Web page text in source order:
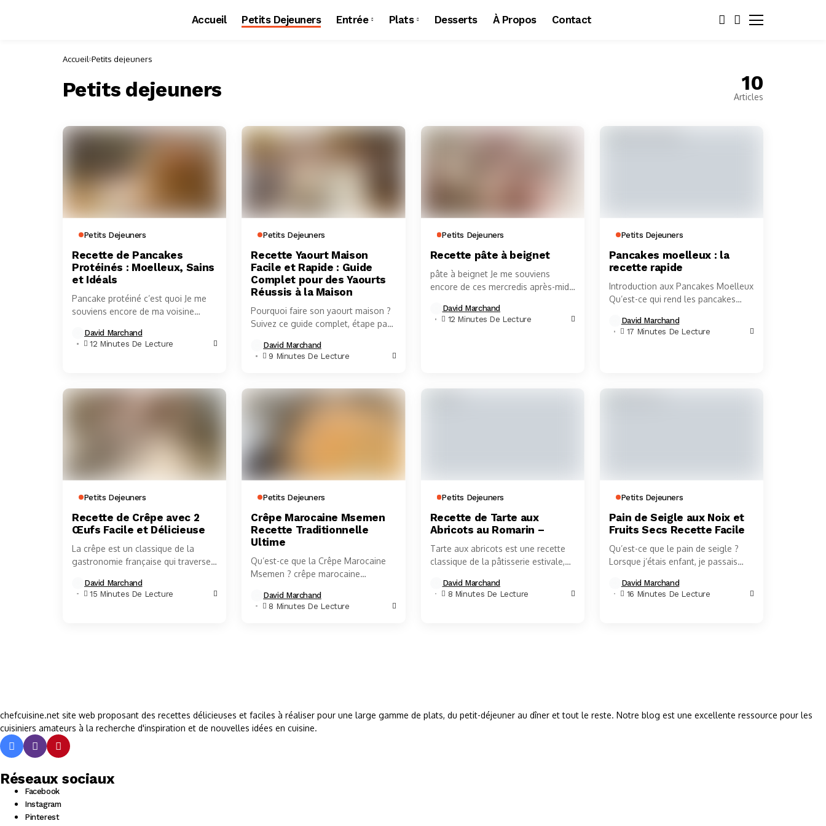
Accueil Petits Dejeuners Entrée Plats Desserts À Propos Contact
Accueil Petits dejeuners
Petits dejeuners 10
Articles
Petits Dejeuners
Recette de Pancakes
Protéinés : Moelleux, Sains
et Idéals
Pancake protéiné c’est quoi Je me
souviens encore de ma voisine
ancienne coach sportive reconvertie
en passionnée de nutrition,...
David Marchand
12 Minutes De Lecture
Petits Dejeuners
Recette Yaourt Maison
Facile et Rapide : Guide
Complet pour des Yaourts
Réussis à la Maison
Pourquoi faire son yaourt maison ?
Suivez ce guide complet, étape par
maison dès la première tentative.Je
me...
David Marchand
9 Minutes De Lecture
Petits Dejeuners
Recette pâte à beignet
pâte à beignet Je me souviens
encore de ces mercredis après-midi
mère. Pendant que la pluie
tambourinait sur les...
David Marchand
12 Minutes De Lecture
Petits Dejeuners
Pancakes moelleux : la
recette rapide
Introduction aux Pancakes Moelleux
Qu’est-ce qui rend les pancakes
d’indescriptiblement agréable dans
la texture d’un pancake...
David Marchand
17 Minutes De Lecture
Petits Dejeuners
Recette de Crêpe avec 2
Œufs Facile et Délicieuse
La crêpe est un classique de la
gastronomie française qui traverse
et une saveur qui ne se démentent...
David Marchand
15 Minutes De Lecture
Petits Dejeuners
Crêpe Marocaine Msemen
Recette Traditionnelle
Ultime
Qu’est-ce que la Crêpe Marocaine
Msemen ? crêpe marocaine
l’on retrouve dans la cuisine
marocaine et dans...
David Marchand
8 Minutes De Lecture
Petits Dejeuners
Recette de Tarte aux
Abricots au Romarin –
Tarte aux abricots est une recette
classique de la pâtisserie estivale,
du parfum unique des abricots...
David Marchand
8 Minutes De Lecture
Petits Dejeuners
Pain de Seigle aux Noix et
Fruits Secs Recette Facile
Qu’est-ce que le pain de seigle ?
Lorsque j’étais enfant, je passais
grand-mère Maria, une femme au
tempérament...
David Marchand
16 Minutes De Lecture
chefcuisine.net site web proposant des recettes délicieuses et faciles à réaliser pour une large gamme de plats, du petit-déjeuner au dîner et tout le reste. Notre blog est une excellente ressource pour les
cuisiniers amateurs à la recherche d'inspiration et de nouvelles idées en cuisine.
Réseaux sociaux
Facebook
Instagram
Pinterest